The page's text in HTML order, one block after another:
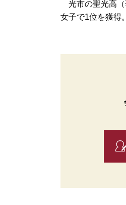
光市の聖光高（
女子で1位を獲得